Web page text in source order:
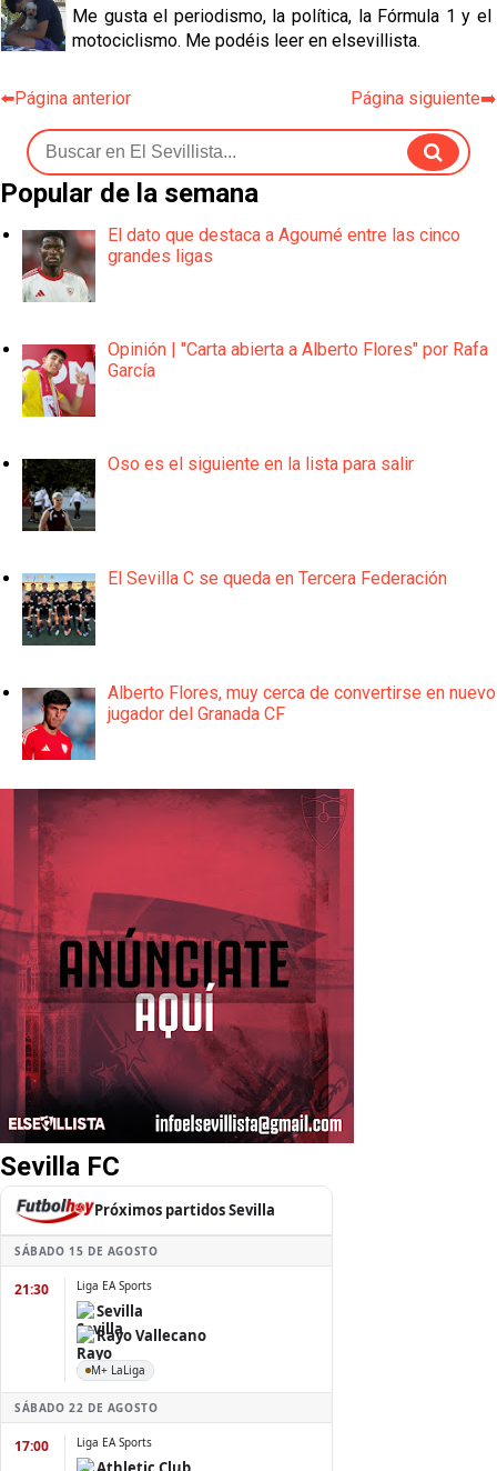
Me gusta el periodismo, la política, la Fórmula 1 y el
motociclismo. Me podéis leer en elsevillista.
⬅️Página anterior Página siguiente➡️
Popular de la semana
El dato que destaca a Agoumé entre las cinco
grandes ligas
Opinión | "Carta abierta a Alberto Flores" por Rafa
García
Oso es el siguiente en la lista para salir
El Sevilla C se queda en Tercera Federación
Alberto Flores, muy cerca de convertirse en nuevo
jugador del Granada CF
Sevilla FC